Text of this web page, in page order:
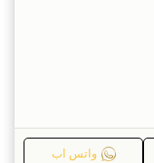
واتس اب